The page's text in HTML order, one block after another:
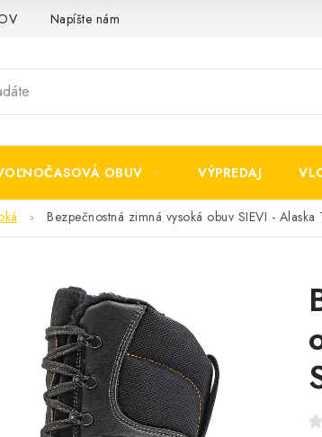
Napíšte nám
OBUV VÝPREDAJ
Bezpečnostná zimná vysoká obuv SIEVI - Alaska